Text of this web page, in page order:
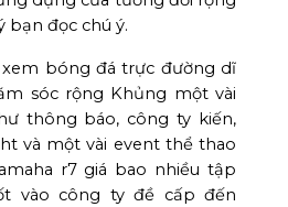
bạn đọc chú ý.
bóng đá trực đường dĩ
sóc rộng Khủng một vài
thông báo, công ty kiến,
và một vài event thể thao
r7 giá bao nhiều tập
vào công ty đề cấp đến